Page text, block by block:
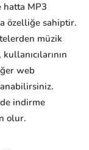
hatta MP3
özelliğe sahiptir.
müzik
web
indirme
olur.